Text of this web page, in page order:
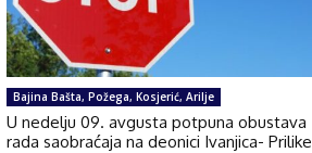
Bajina Bašta, Požega, Kosjerić, Arilje
U nedelju 09. avgusta potpuna obustava
rada saobraćaja na deonici Ivanjica- Prilike